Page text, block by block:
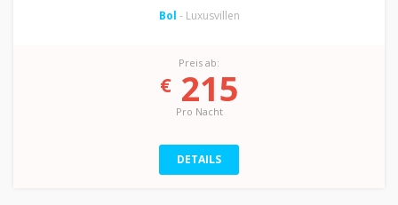
Bol - Luxusvillen
Preis ab:
€215
Pro Nacht
DETAILS